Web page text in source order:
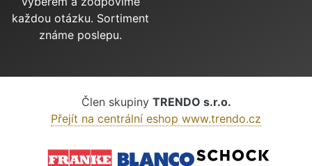
každou otázku. Sortiment
známe poslepu.
Člen skupiny TRENDO s.r.o.
Přejít na centrální eshop www.trendo.cz